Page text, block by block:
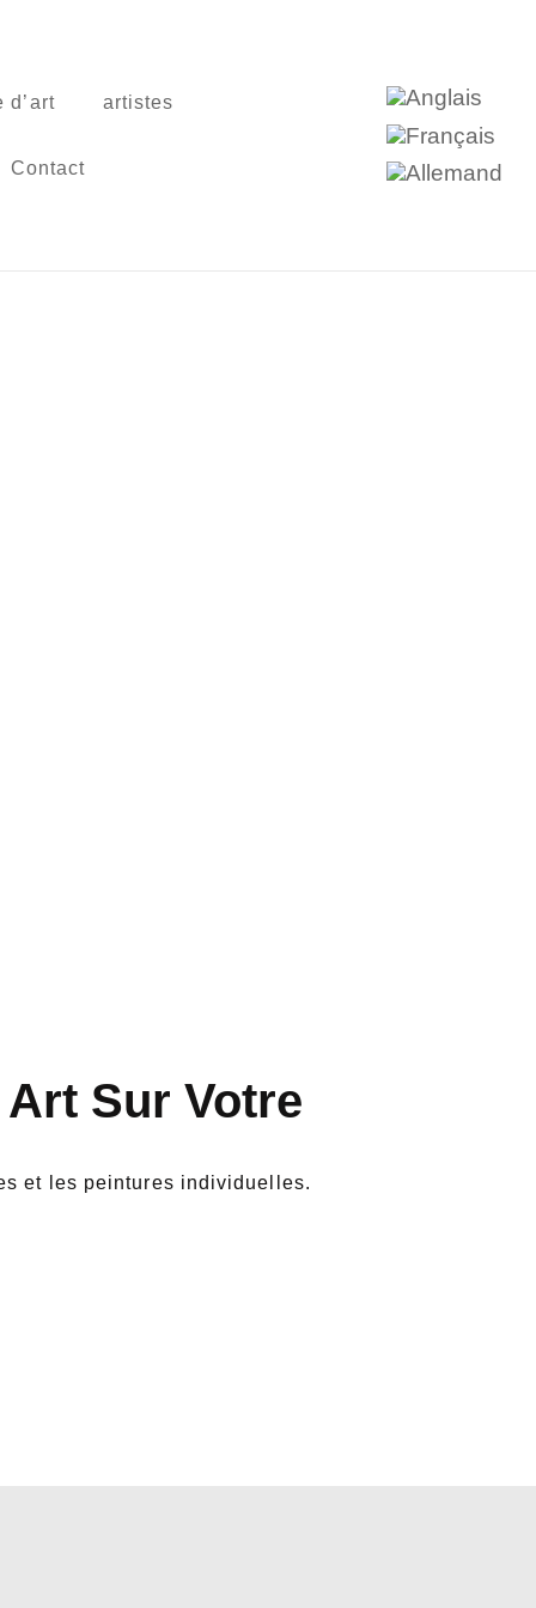
d’art artistes
Contact
Sur Votre
et les peintures individuelles.